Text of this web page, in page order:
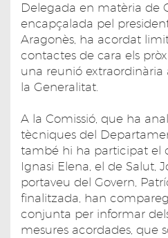
Delegada en matèria de
encapçalada pel
Aragonès, ha acordat
contactes de cara els
una reunió
la Generalitat.
A la Comissió, que ha
tècniques del
també hi ha participat el
Ignasi Elena, el de Salut,
portaveu del Govern,
finalitzada, han
conjunta per informar
mesures acordades, que